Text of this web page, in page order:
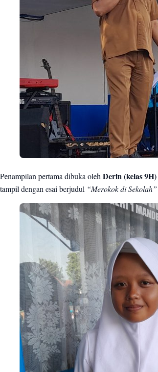
Penampilan pertama dibuka oleh Derin (kelas 9H)
tampil dengan esai berjudul “Merokok di Sekolah”